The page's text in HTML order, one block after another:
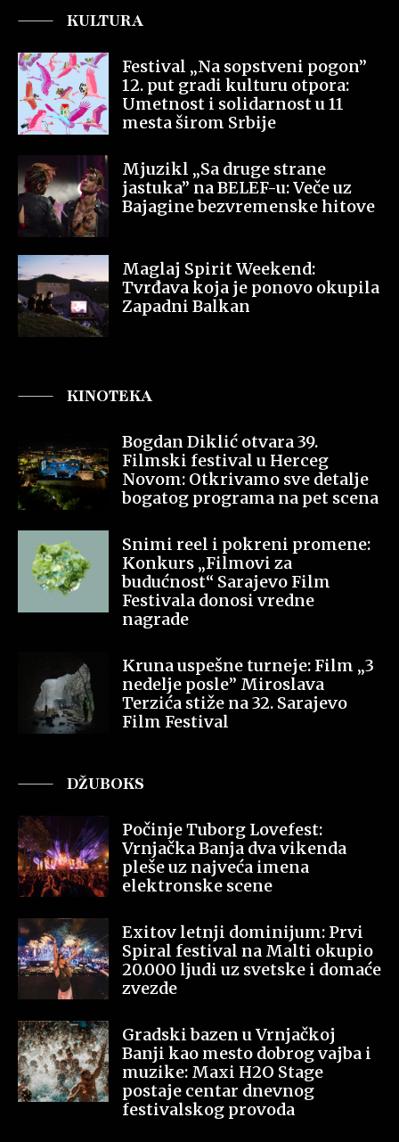
KULTURA
Festival „Na sopstveni pogon”
12. put gradi kulturu otpora:
Umetnost i solidarnost u 11
mesta širom Srbije
Mjuzikl „Sa druge strane
jastuka” na BELEF-u: Veče uz
Bajagine bezvremenske hitove
Maglaj Spirit Weekend:
Tvrđava koja je ponovo okupila
Zapadni Balkan
KINOTEKA
Bogdan Diklić otvara 39.
Filmski festival u Herceg
Novom: Otkrivamo sve detalje
bogatog programa na pet scena
Snimi reel i pokreni promene:
Konkurs „Filmovi za
budućnost“ Sarajevo Film
Festivala donosi vredne
nagrade
Kruna uspešne turneje: Film „3
nedelje posle” Miroslava
Terzića stiže na 32. Sarajevo
Film Festival
DŽUBOKS
Počinje Tuborg Lovefest:
Vrnjačka Banja dva vikenda
pleše uz najveća imena
elektronske scene
Exitov letnji dominijum: Prvi
Spiral festival na Malti okupio
20.000 ljudi uz svetske i domaće
zvezde
Gradski bazen u Vrnjačkoj
Banji kao mesto dobrog vajba i
muzike: Maxi H2O Stage
postaje centar dnevnog
festivalskog provoda